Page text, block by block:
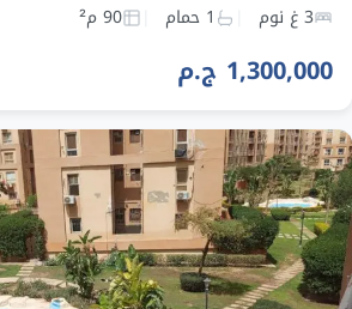
3 غ نوم 1 حمام 90 م²
1,300,000 ج.م